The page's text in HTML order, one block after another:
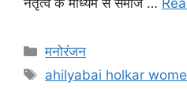
मनोरंजन
ahilyabai holkar